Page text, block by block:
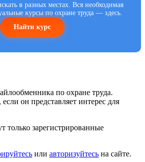
в разных местах. Вся необходимая
курсы по охране труда — здесь.
Найти курс
по охране труда.
, если он представляет интерес для
только зарегистрированные
или авторизуйтесь на сайте.